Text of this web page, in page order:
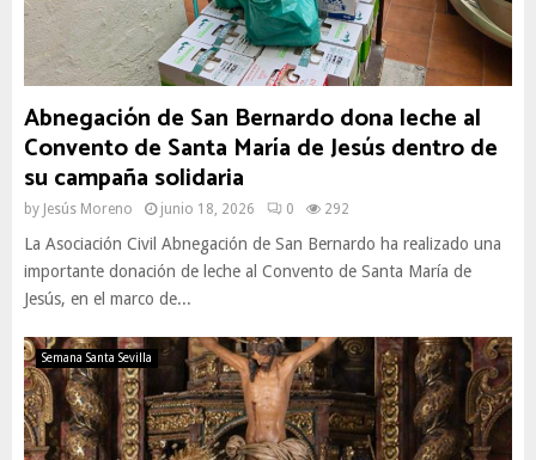
Abnegación de San Bernardo dona leche al
Convento de Santa María de Jesús dentro de
su campaña solidaria
by Jesús Moreno junio 18, 2026 0 292
La Asociación Civil Abnegación de San Bernardo ha realizado una
importante donación de leche al Convento de Santa María de
Jesús, en el marco de...
Semana Santa Sevilla